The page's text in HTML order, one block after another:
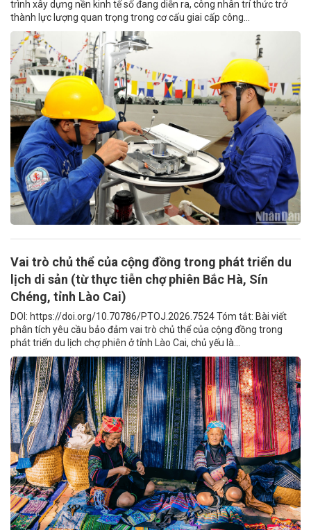
trình xây dựng nền kinh tế số đang diễn ra, công nhân trí thức trở
thành lực lượng quan trọng trong cơ cấu giai cấp công...
Vai trò chủ thể của cộng đồng trong phát triển du
lịch di sản (từ thực tiễn chợ phiên Bắc Hà, Sín
Chéng, tỉnh Lào Cai)
DOI: https://doi.org/10.70786/PTOJ.2026.7524 Tóm tắt: Bài viết
phân tích yêu cầu bảo đảm vai trò chủ thể của cộng đồng trong
phát triển du lịch chợ phiên ở tỉnh Lào Cai, chủ yếu là...